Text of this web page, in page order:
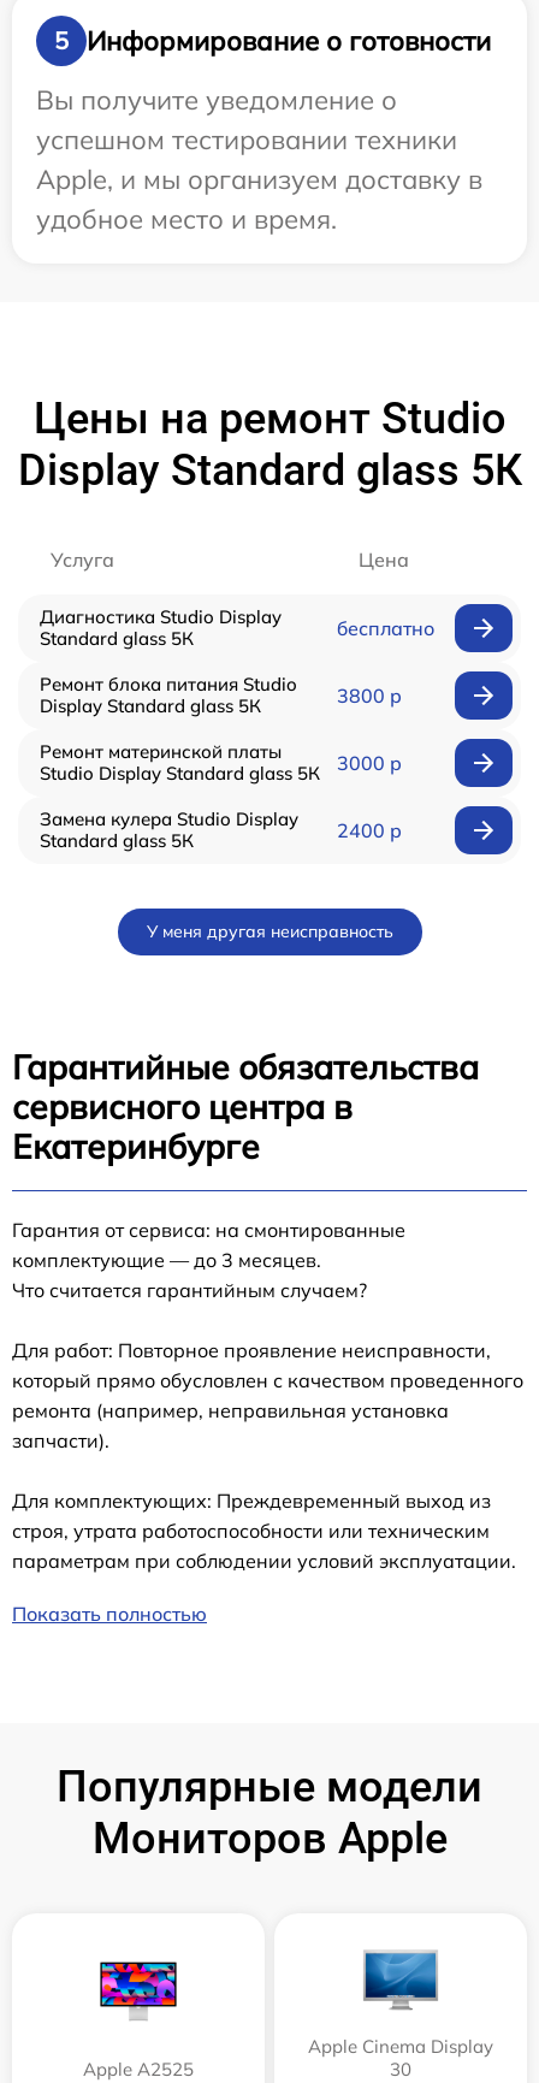
5
Информирование о готовности
Вы получите уведомление о
успешном тестировании техники
Apple, и мы организуем доставку в
удобное место и время.
Цены на ремонт Studio
Display Standard glass 5К
Услуга Цена
Диагностика Studio Display
Standard glass 5К
бесплатно
Ремонт блока питания Studio
Display Standard glass 5К
3800 р
Ремонт материнской платы
Studio Display Standard glass 5К
3000 р
Замена кулера Studio Display
Standard glass 5К
2400 р
У меня другая неисправность
Гарантийные обязательства
сервисного центра в
Екатеринбурге
Гарантия от сервиса: на смонтированные
комплектующие — до 3 месяцев.
Что считается гарантийным случаем?
Для работ: Повторное проявление неисправности,
который прямо обусловлен с качеством проведенного
ремонта (например, неправильная установка
запчасти).
Для комплектующих: Преждевременный выход из
строя, утрата работоспособности или техническим
параметрам при соблюдении условий эксплуатации.
Показать полностью
Популярные модели
Мониторов Apple
Apple А2525
Apple Cinema Display
30